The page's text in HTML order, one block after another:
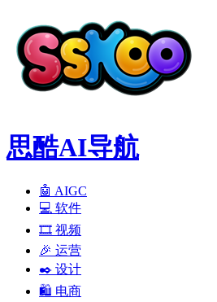
思酷AI导航
🤖 AIGC
💻️ 软件
🎞️ 视频
🎉 运营
✒️ 设计
🛍️ 电商